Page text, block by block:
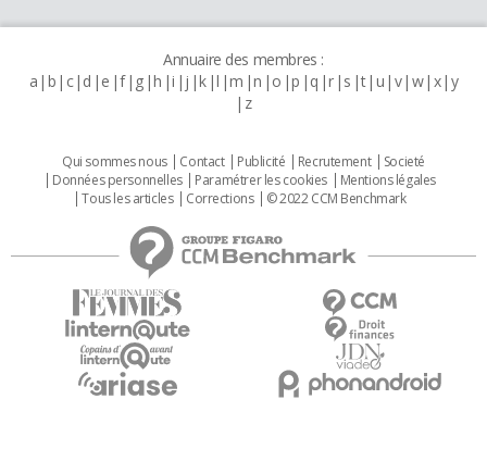
Annuaire des membres :
a b c d e f g h i j k l m n o p q r s t u v w x y
z
Qui sommes nous Contact Publicité Recrutement
Societé
Données personnelles
Paramétrer les cookies
Mentions légales
Tous les articles
Corrections © 2022 CCM Benchmark